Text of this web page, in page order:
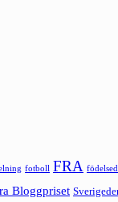
fotboll FRA
Bloggpriset